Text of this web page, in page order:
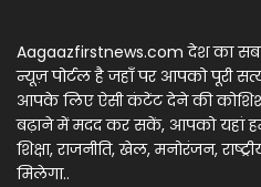
Aagaazfirstnews.com देश का
न्यूज़ पोर्टल है जहाँ पर आपको पूरी
आपके लिए ऐसी कंटेंट देने की
बढ़ाने में मदद कर सकें, आपको यहां
शिक्षा, राजनीति, खेल, मनोरंजन,
मिलेगा..